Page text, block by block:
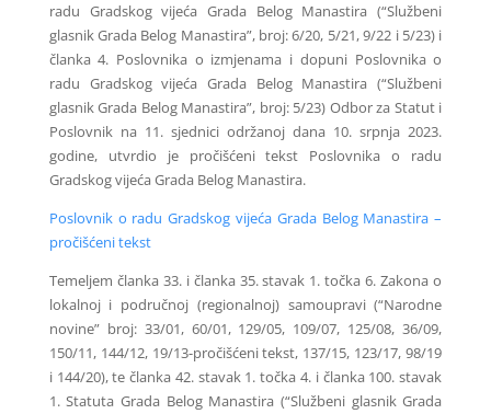
radu Gradskog vijeća Grada Belog Manastira (“Službeni
glasnik Grada Belog Manastira”, broj: 6/20, 5/21, 9/22 i 5/23) i
članka 4. Poslovnika o izmjenama i dopuni Poslovnika o
radu Gradskog vijeća Grada Belog Manastira (“Službeni
glasnik Grada Belog Manastira”, broj: 5/23) Odbor za Statut i
Poslovnik na 11. sjednici održanoj dana 10. srpnja 2023.
godine, utvrdio je pročišćeni tekst Poslovnika o radu
Gradskog vijeća Grada Belog Manastira.
Poslovnik o radu Gradskog vijeća Grada Belog Manastira –
pročišćeni tekst
Temeljem članka 33. i članka 35. stavak 1. točka 6. Zakona o
lokalnoj i područnoj (regionalnoj) samoupravi (“Narodne
novine” broj: 33/01, 60/01, 129/05, 109/07, 125/08, 36/09,
150/11, 144/12, 19/13-pročišćeni tekst, 137/15, 123/17, 98/19
i 144/20), te članka 42. stavak 1. točka 4. i članka 100. stavak
1. Statuta Grada Belog Manastira (“Službeni glasnik Grada